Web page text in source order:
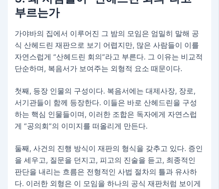
부르는가
가야바의 집에서 이루어진 그 밤의 모임은 엄밀히 말해 공
식 산헤드린 재판으로 보기 어렵지만, 많은 사람들이 이를
자연스럽게 “산헤드린 회의”라고 부른다. 그 이유는 비교적
단순하며, 복음서가 보여주는 외형적 요소 때문이다.
첫째, 등장 인물의 구성이다. 복음서에는 대제사장, 장로,
서기관들이 함께 등장한다. 이들은 바로 산헤드린을 구성
하는 핵심 인물들이며, 이러한 조합은 독자에게 자연스럽
게 “공의회”의 이미지를 떠올리게 만든다.
둘째, 사건의 진행 방식이 재판의 형식을 갖추고 있다. 증인
을 세우고, 질문을 던지고, 피고의 진술을 듣고, 최종적인
판단을 내리는 흐름은 전형적인 사법 절차의 틀과 유사하
다. 이러한 외형은 이 모임을 하나의 공식 재판처럼 보이게